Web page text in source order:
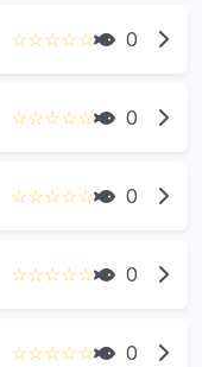
☆☆☆☆☆ 0
☆☆☆☆☆ 0
☆☆☆☆☆ 0
☆☆☆☆☆ 0
☆☆☆☆☆ 0